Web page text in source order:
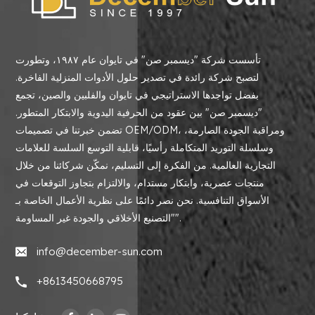
تأسست شركة "ديسمبر صن" في تايوان عام ١٩٨٧، وتطورت
لتصبح شركة رائدة في تصدير حلول الأدوات المنزلية الفاخرة.
بفضل تواجدها الاستراتيجي في تايوان والفلبين والصين، تجمع
"ديسمبر صن" بين عقود من الحرفية اليدوية والابتكار المتطور.
تضمن خبرتنا في تصميمات OEM/ODM، ومراقبة الجودة الصارمة،
وسلسلة التوريد المتكاملة رأسيًا، قابلية التوسع السلسة للعلامات
التجارية العالمية. من الفكرة إلى التسليم، نمكّن شركائنا من خلال
منتجات عصرية، وابتكار مستدام، والالتزام بتجاوز التوقعات في
الأسواق التنافسية. نحن نصر دائمًا على نظرية الأعمال الخاصة بـ
"التصنيع الأخلاقي والجودة غير المساومة".
info@december-sun.com
+8613450668795